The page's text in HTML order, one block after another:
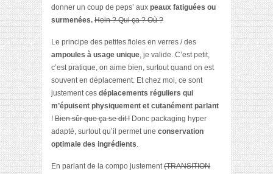
donner un coup de peps’ aux peaux fatiguées ou
surmenées. Hein ? Qui ça ? Où ?
Le principe des petites fioles en verres / des
ampoules à usage unique, je valide. C’est petit,
c’est pratique, on aime bien, surtout quand on est
souvent en déplacement. Et chez moi, ce sont
justement ces déplacements réguliers qui
m’épuisent physiquement et cutanément parlant
! Bien sûr que ça se dit ! Donc packaging hyper
adapté, surtout qu’il permet une conservation
optimale des ingrédients.
En parlant de la compo justement(TRANSITION